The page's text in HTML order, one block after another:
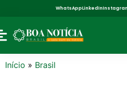
WhatsAppLinkedIn
Início » Brasil